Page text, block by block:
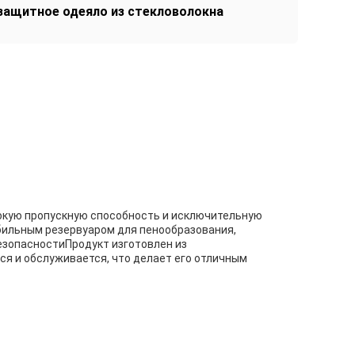
одеяло из стекловолокна
пропускную способность и исключительную
резервуаром для пенообразования,
изготовлен из
и обслуживается, что делает его отличным